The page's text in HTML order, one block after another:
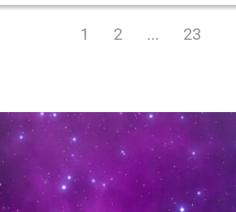
1 2 ... 23